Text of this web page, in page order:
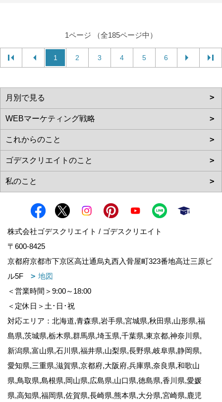
1ページ （全185ページ中）
1 2 3 4 5 6
株式会社ゴデスクリエイト / ゴデスクリエイト
〒600-8425
京都府京都市下京区高辻通烏丸西入骨屋町323番地高辻三原ビ
ル5F
地図
＜営業時間＞9:00～18:00
＜定休日＞土･日･祝
対応エリア：北海道,青森県,岩手県,宮城県,秋田県,山形県,福
島県,茨城県,栃木県,群馬県,埼玉県,千葉県,東京都,神奈川県,
新潟県,富山県,石川県,福井県,山梨県,長野県,岐阜県,静岡県,
愛知県,三重県,滋賀県,京都府,大阪府,兵庫県,奈良県,和歌山
県,鳥取県,島根県,岡山県,広島県,山口県,徳島県,香川県,愛媛
県,高知県,福岡県,佐賀県,長崎県,熊本県,大分県,宮崎県,鹿児